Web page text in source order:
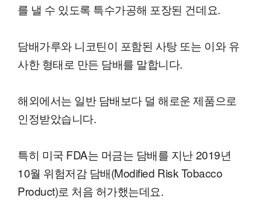
를 낼 수 있도록 특수가공해 포장된 건데요.
담배가루와 니코틴이 포함된 사탕 또는 이와 유
사한 형태로 만든 담배를 말합니다.
해외에서는 일반 담배보다 덜 해로운 제품으로
인정받았습니다.
특히 미국 FDA는 머금는 담배를 지난 2019년
10월 위험저감 담배(Modified Risk Tobacco
Product)로 처음 허가했는데요.